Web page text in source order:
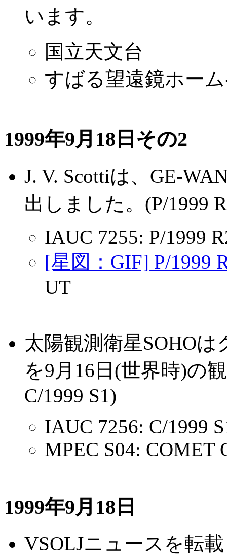
います。
国立天文台
すばる望遠鏡ホー
1999年9月18日その2
J. V. Scottiは、GE-
出しました。(P/1999
IAUC 7255: P/1999
[星図：GIF] P/1999
UT
太陽観測衛星SOHO
を9月16日(世界時)の
C/1999 S1)
IAUC 7256: C/1999
MPEC S04: COMET
1999年9月18日
VSOLJニュースを転